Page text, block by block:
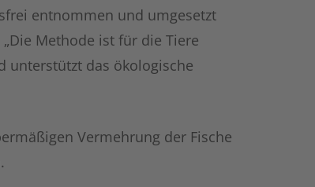
entnommen und umgesetzt
Methode ist für die Tiere
unterstützt das ökologische
Vermehrung der Fische